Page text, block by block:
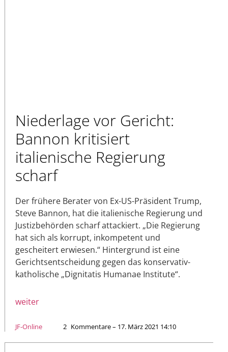
Niederlage vor Gericht:
Bannon kritisiert
italienische Regierung
scharf
Der frühere Berater von Ex-US-Präsident Trump,
Steve Bannon, hat die italienische Regierung und
Justizbehörden scharf attackiert. „Die Regierung
hat sich als korrupt, inkompetent und
gescheitert erwiesen.“ Hintergrund ist eine
Gerichtsentscheidung gegen das konservativ-
katholische „Dignitatis Humanae Institute“.
weiter
JF-Online 2 Kommentare – 17. März 2021 14:10